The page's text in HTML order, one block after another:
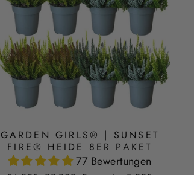
GARDEN GIRLS® | SUNSET
FIRE® HEIDE 8ER PAKET
77 Bewertungen